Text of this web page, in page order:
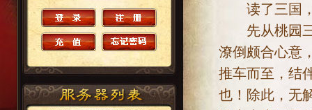
读了三国，
先从桃园三
潦倒颇合心意
推车而至，结
也！除此，无